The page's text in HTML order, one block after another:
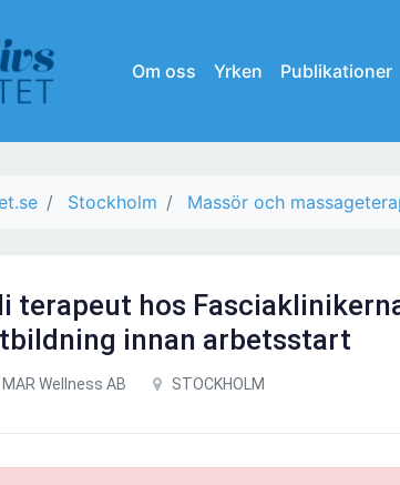
Om oss Yrken Publikationer
Stockholm Massör och
terapeut hos
innan arbetsstart
MAR Wellness AB STOCKHOLM